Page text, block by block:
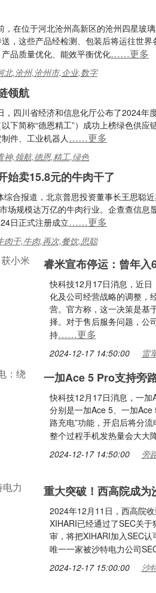
在位于河北沧州高新区的沧州四星玻
，这些产品经检测、包装后将运往世
品质量优化、能效平衡优化……更多
北,沧州,沧州市,企业,数字
领航
四川省经济和信息化厅公布了2024年
下简称“德恩精工”）成功上榜绿色供
件、工业机器人……更多
神,领航,德恩,精工,绿色
始卖15.8元的牛肉干了
合报道，北京普思投资董事长王思聪
场规模达万亿的牛肉行业。企查查信息
日正式注册成立……更多
肉干,牛肉,再次,餐饮,思聪
睿米宣布停运：曾年入
快科技12月17日消息，近
化及公司经营战略的调整，
营。官方称，这一决策是基
择。对于售后服务问题，公
持……更多
2024-12-17 14:50:00 雷
一加Ace 5 Pro支持旁
快科技12月17日消息，一加
分别是一加Ace 5、一加
路充电”功能，开启后将分
整个过程手机发热量会大大
2024-12-17 14:50:00 旁
重大突破！西高院成
2024年12月11日，西高院
XIHARI已经通过了SEC关
审，将把XIHARI加入SEC
唯一一家被沙特电力公司
2024-12-17 15:00:00 沙